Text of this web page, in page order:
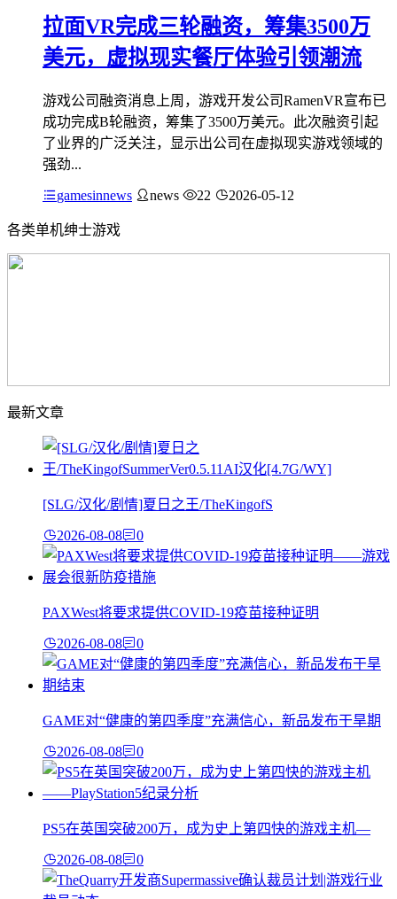
拉面VR完成三轮融资，筹集3500万
美元，虚拟现实餐厅体验引领潮流
游戏公司融资消息上周，游戏开发公司RamenVR宣布已
成功完成B轮融资，筹集了3500万美元。此次融资引起
了业界的广泛关注，显示出公司在虚拟现实游戏领域的
强劲...
gamesinnews news 22 2026-05-12
各类单机绅士游戏
最新文章
[SLG/汉化/剧情]夏日之王/TheKingofS
2026-08-08 0
PAXWest将要求提供COVID-19疫苗接种证明
2026-08-08 0
GAME对“健康的第四季度”充满信心，新品发布干旱期
2026-08-08 0
PS5在英国突破200万，成为史上第四快的游戏主机—
2026-08-08 0